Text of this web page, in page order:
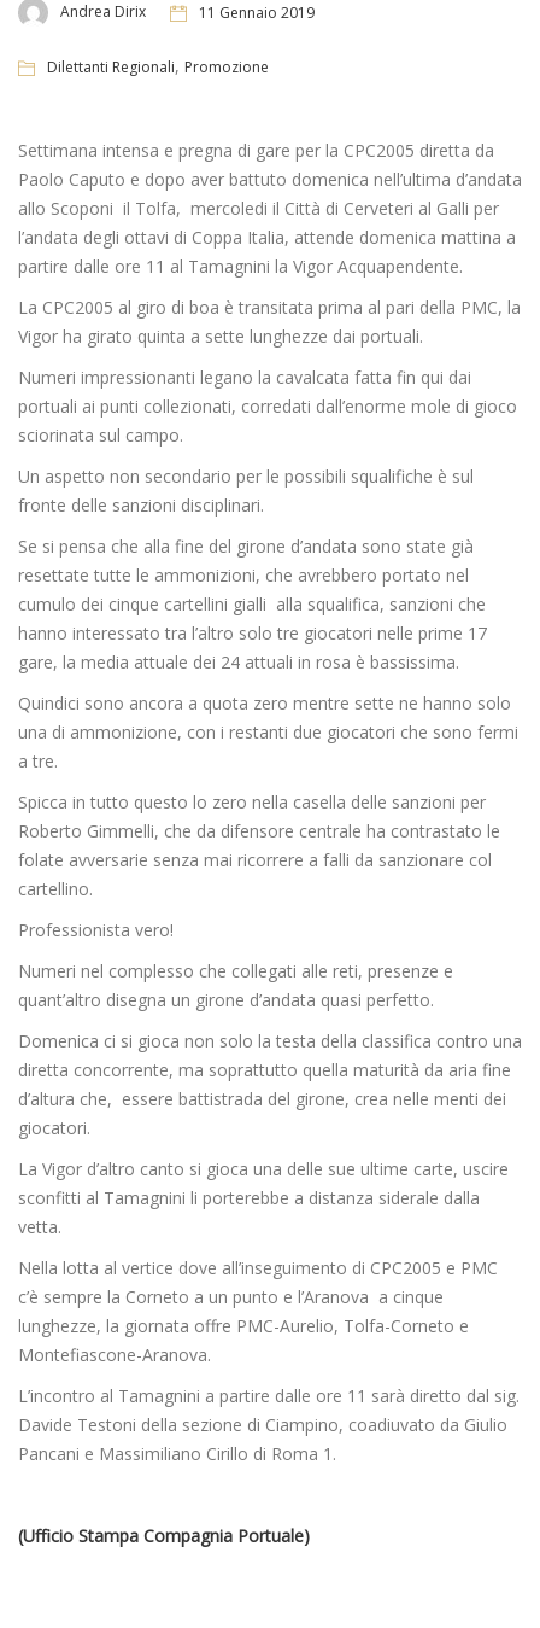
Andrea Dirix 11 Gennaio 2019
Dilettanti Regionali, Promozione
Settimana intensa e pregna di gare per la CPC2005 diretta da
Paolo Caputo e dopo aver battuto domenica nell’ultima d’andata
allo Scoponi il Tolfa, mercoledi il Città di Cerveteri al Galli per
l’andata degli ottavi di Coppa Italia, attende domenica mattina a
partire dalle ore 11 al Tamagnini la Vigor Acquapendente.
La CPC2005 al giro di boa è transitata prima al pari della PMC, la
Vigor ha girato quinta a sette lunghezze dai portuali.
Numeri impressionanti legano la cavalcata fatta fin qui dai
portuali ai punti collezionati, corredati dall’enorme mole di gioco
sciorinata sul campo.
Un aspetto non secondario per le possibili squalifiche è sul
fronte delle sanzioni disciplinari.
Se si pensa che alla fine del girone d’andata sono state già
resettate tutte le ammonizioni, che avrebbero portato nel
cumulo dei cinque cartellini gialli alla squalifica, sanzioni che
hanno interessato tra l’altro solo tre giocatori nelle prime 17
gare, la media attuale dei 24 attuali in rosa è bassissima.
Quindici sono ancora a quota zero mentre sette ne hanno solo
una di ammonizione, con i restanti due giocatori che sono fermi
a tre.
Spicca in tutto questo lo zero nella casella delle sanzioni per
Roberto Gimmelli, che da difensore centrale ha contrastato le
folate avversarie senza mai ricorrere a falli da sanzionare col
cartellino.
Professionista vero!
Numeri nel complesso che collegati alle reti, presenze e
quant’altro disegna un girone d’andata quasi perfetto.
Domenica ci si gioca non solo la testa della classifica contro una
diretta concorrente, ma soprattutto quella maturità da aria fine
d’altura che, essere battistrada del girone, crea nelle menti dei
giocatori.
La Vigor d’altro canto si gioca una delle sue ultime carte, uscire
sconfitti al Tamagnini li porterebbe a distanza siderale dalla
vetta.
Nella lotta al vertice dove all’inseguimento di CPC2005 e PMC
c’è sempre la Corneto a un punto e l’Aranova a cinque
lunghezze, la giornata offre PMC-Aurelio, Tolfa-Corneto e
Montefiascone-Aranova.
L’incontro al Tamagnini a partire dalle ore 11 sarà diretto dal sig.
Davide Testoni della sezione di Ciampino, coadiuvato da Giulio
Pancani e Massimiliano Cirillo di Roma 1.
(Ufficio Stampa Compagnia Portuale)